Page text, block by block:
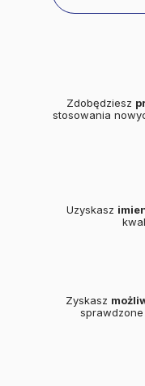
Zdobędziesz
stosowania
Uzyskasz
Zyskasz